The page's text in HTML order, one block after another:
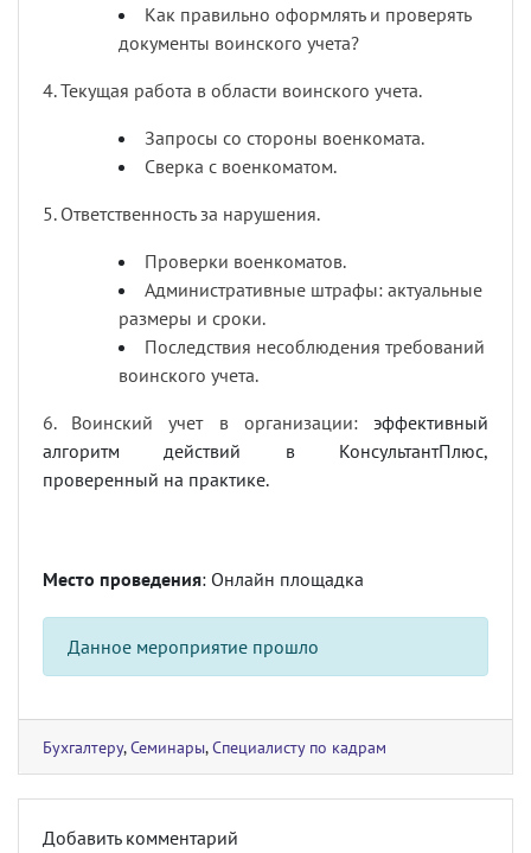
Как правильно оформлять и проверять
документы воинского учета?
4. Текущая работа в области воинского учета.
Запросы со стороны военкомата.
Сверка с военкоматом.
5. Ответственность за нарушения.
Проверки военкоматов.
Административные штрафы: актуальные
размеры и сроки.
Последствия несоблюдения требований
воинского учета.
6. Воинский учет в организации: эффективный
алгоритм действий в КонсультантПлюс,
проверенный на практике.
Место проведения: Онлайн площадка
Данное мероприятие прошло
Бухгалтеру,Семинары,Специалисту по кадрам
Добавить комментарий